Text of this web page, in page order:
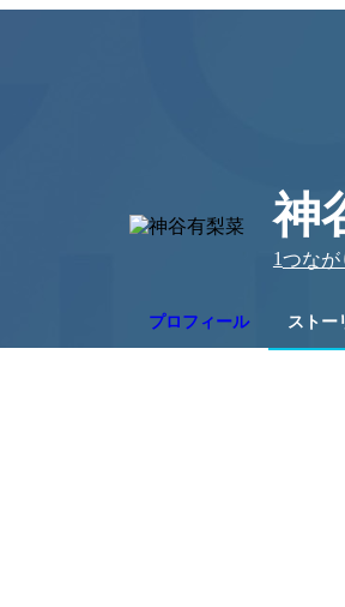
神
1つなが
プロフィール ストー